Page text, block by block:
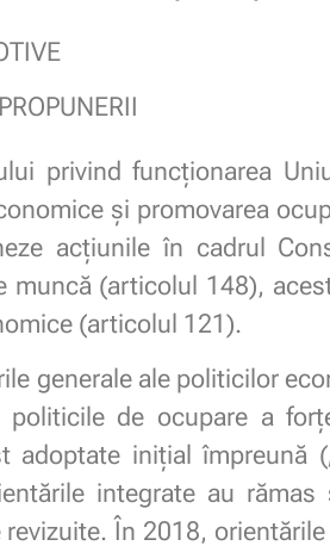
privind funcționarea
și promovarea
acțiunile în cadrul
muncă (articolul 148),
(articolul 121).
generale ale politicilor
politicile de ocupare a
adoptate inițial împreună
integrate au
În 2018,